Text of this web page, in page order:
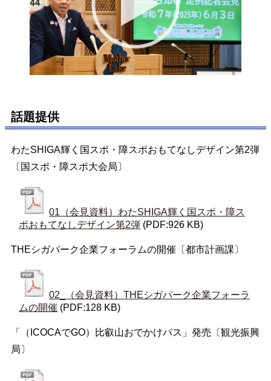
話題提供
わたSHIGA輝く国スポ・障スポおもてなしデザイン第2弾
〔国スポ・障スポ大会局〕
01（会見資料）わたSHIGA輝く国スポ・障ス
ポおもてなしデザイン第2弾 (PDF:926 KB)
THEシガパーク企業フォーラムの開催〔都市計画課〕
02_（会見資料）THEシガパーク企業フォーラ
ムの開催 (PDF:128 KB)
「（ICOCAでGO）比叡山おでかけパス」発売〔観光振興
局〕